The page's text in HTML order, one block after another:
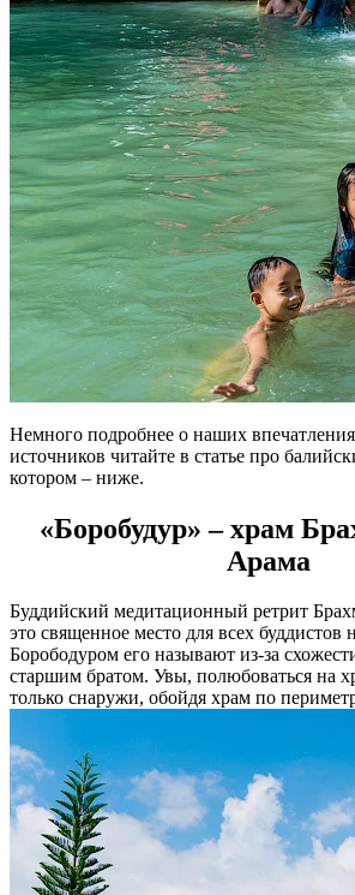
Немного подробнее о наших
источников читайте в статье про
котором – ниже.
«Боробудур» – храм
Арама
Буддийский медитационный ретрит
это священное место для всех буддистов
Борободуром его называют из-за
старшим братом. Увы, полюбоваться на
только снаружи, обойдя храм по